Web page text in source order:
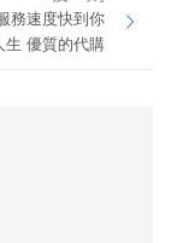
務速度快到你
生 優質的代購